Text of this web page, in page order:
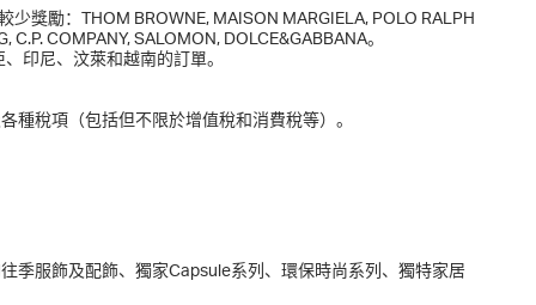
獎勵：THOM BROWNE, MAISON MARGIELA, POLO RALPH
COMPANY, SALOMON, DOLCE&GABBANA。
印尼、汶萊和越南的訂單。
稅項（包括但不限於增值稅和消費稅等）。
季服飾及配飾、獨家Capsule系列、環保時尚系列、獨特家居